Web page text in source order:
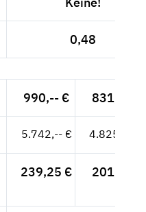
0,48
990,-- € 831,93 €
5.742,-- € 4.825,21 €
239,25 € 201,05 €